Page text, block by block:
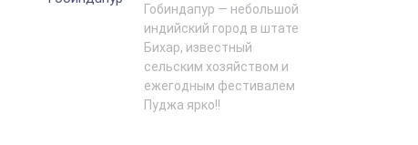
Гобиндапур — небольшой
индийский город в штате
Бихар, известный
сельским хозяйством и
ежегодным фестивалем
Пуджа ярко!!